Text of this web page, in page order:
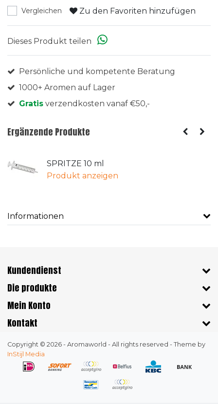
Vergleichen Zu den Favoriten hinzufügen
Dieses Produkt teilen
Persönliche und kompetente Beratung
1000+ Aromen auf Lager
Gratis verzendkosten vanaf €50,-
Ergänzende Produkte
SPRITZE 10 ml
Produkt anzeigen
Informationen
Kundendienst
Die produkte
Mein Konto
Kontakt
Copyright © 2026 - Aromaworld - All rights reserved - Theme by
InStijl Media